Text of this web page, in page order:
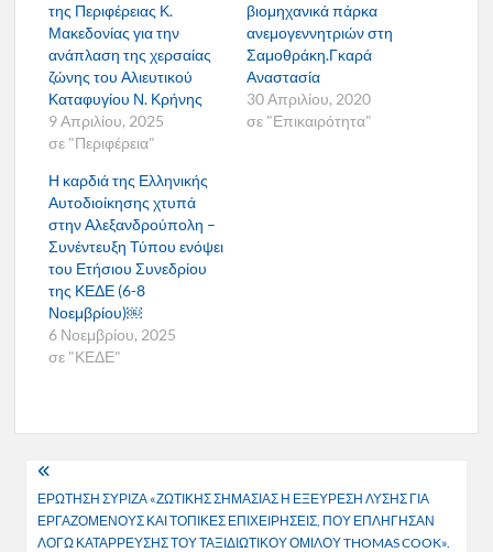
της Περιφέρειας Κ.
Μακεδονίας για την
ανάπλαση της χερσαίας
ζώνης του Αλιευτικού
Καταφυγίου Ν. Κρήνης
9 Απριλίου, 2025
σε "Περιφέρεια"
βιομηχανικά πάρκα
ανεμογεννητριών στη
Σαμοθράκη.Γκαρά
Αναστασία
30 Απριλίου, 2020
σε "Επικαιρότητα"
Η καρδιά της Ελληνικής
Αυτοδιοίκησης χτυπά
στην Αλεξανδρούπολη –
Συνέντευξη Τύπου ενόψει
του Ετήσιου Συνεδρίου
της ΚΕΔΕ (6-8
Νοεμβρίου)￼
6 Νοεμβρίου, 2025
σε "ΚΕΔΕ"
Πλοήγηση
άρθρων
ΕΡΩΤΗΣΗ ΣΥΡΙΖΑ «ΖΩΤΙΚΗΣ ΣΗΜΑΣΙΑΣ Η ΕΞΕΥΡΕΣΗ ΛΥΣΗΣ ΓΙΑ
ΕΡΓΑΖΟΜΕΝΟΥΣ ΚΑΙ ΤΟΠΙΚΕΣ ΕΠΙΧΕΙΡΗΣΕΙΣ, ΠΟΥ ΕΠΛΗΓΗΣΑΝ
ΛΟΓΩ ΚΑΤΑΡΡΕΥΣΗΣ ΤΟΥ ΤΑΞΙΔΙΩΤΙΚΟΥ ΟΜΙΛΟΥ THOMAS COOK».